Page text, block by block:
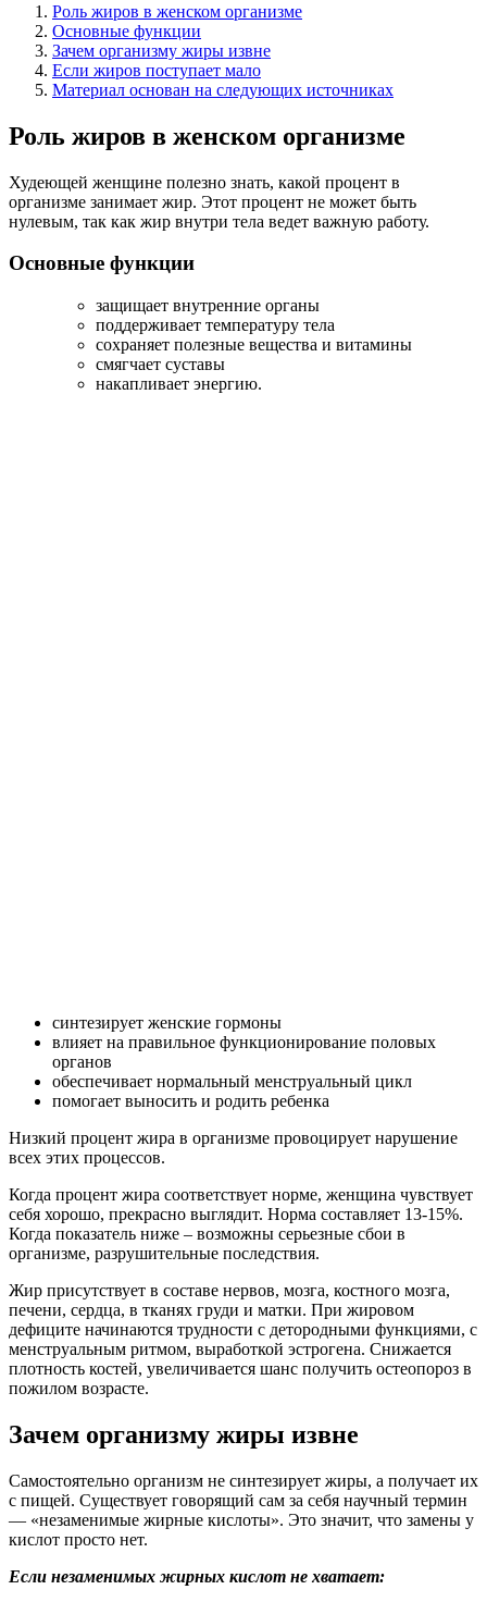
Роль жиров в женском организме
Основные функции
Зачем организму жиры извне
Если жиров поступает мало
Материал основан на следующих источниках
Роль жиров в женском организме
Худеющей женщине полезно знать, какой процент в
организме занимает жир. Этот процент не может быть
нулевым, так как жир внутри тела ведет важную работу.
Основные функции
защищает внутренние органы
поддерживает температуру тела
сохраняет полезные вещества и витамины
смягчает суставы
накапливает энергию.
синтезирует женские гормоны
влияет на правильное функционирование половых
органов
обеспечивает нормальный менструальный цикл
помогает выносить и родить ребенка
Низкий процент жира в организме провоцирует нарушение
всех этих процессов.
Когда процент жира соответствует норме, женщина чувствует
себя хорошо, прекрасно выглядит. Норма составляет 13-15%.
Когда показатель ниже – возможны серьезные сбои в
организме, разрушительные последствия.
Жир присутствует в составе нервов, мозга, костного мозга,
печени, сердца, в тканях груди и матки. При жировом
дефиците начинаются трудности с детородными функциями, с
менструальным ритмом, выработкой эстрогена. Снижается
плотность костей, увеличивается шанс получить остеопороз в
пожилом возрасте.
Зачем организму жиры извне
Самостоятельно организм не синтезирует жиры, а получает их
с пищей. Существует говорящий сам за себя научный термин
— «незаменимые жирные кислоты». Это значит, что замены у
кислот просто нет.
Если незаменимых жирных кислот не хватает: